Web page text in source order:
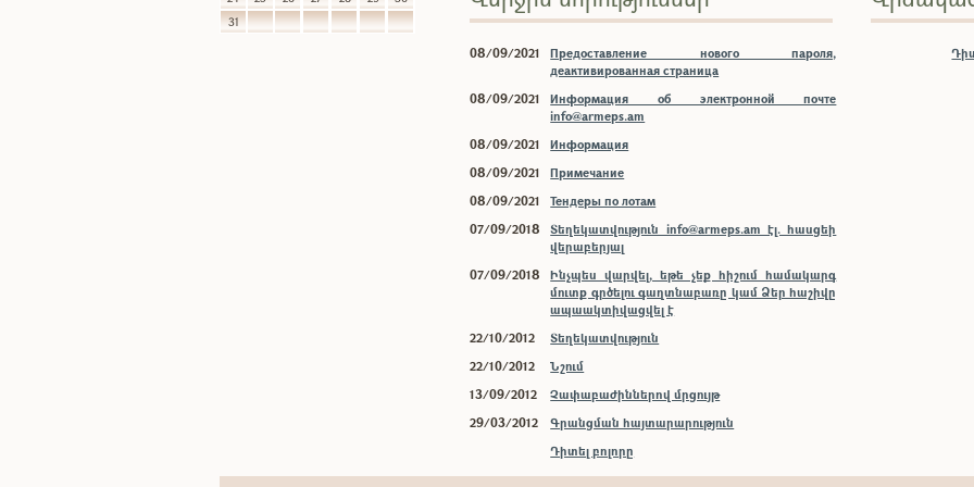
31
08/09/2021
Предоставление нового пароля,
деактивированная страница
08/09/2021
Информация об электронной почте
info@armeps.am
08/09/2021
Информация
08/09/2021
Примечание
08/09/2021
Тендеры по лотам
07/09/2018
Տեղեկատվություն info@armeps.am էլ. հասցեի
վերաբերյալ
07/09/2018
Ինչպես վարվել, եթե չեք հիշում համակարգ
մուտք գրծելու գաղտնաբառը կամ Ձեր հաշիվը
ապաակտիվացվել է
22/10/2012
Տեղեկատվություն
22/10/2012
Նշում
13/09/2012
Չափաբաժիններով մրցույթ
29/03/2012
Գրանցման հայտարարություն
Դիտել բոլորը